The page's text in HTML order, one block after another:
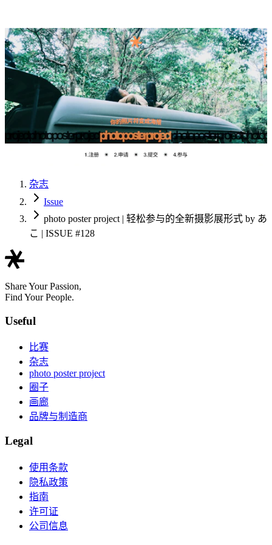
杂志
Issue
photo poster project | 轻松参与的全新摄影展形式 by あ
こ | ISSUE #128
Share Your Passion,
Find Your People.
Useful
比赛
杂志
photo poster project
圈子
画廊
品牌与制造商
Legal
使用条款
隐私政策
指南
许可证
公司信息